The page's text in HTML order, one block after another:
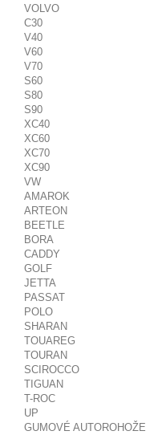
VOLVO
C30
V40
V60
V70
S60
S80
S90
XC40
XC60
XC70
XC90
VW
AMAROK
ARTEON
BEETLE
BORA
CADDY
GOLF
JETTA
PASSAT
POLO
SHARAN
TOUAREG
TOURAN
SCIROCCO
TIGUAN
T-ROC
UP
GUMOVÉ AUTOROHOŽE